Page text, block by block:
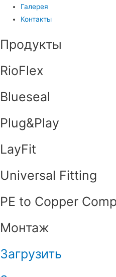
Галерея
Контакты
Продукты
RioFlex
Blueseal
Plug&Play
LayFit
Universal Fitting
PE to Copper
Монтаж
Загрузить